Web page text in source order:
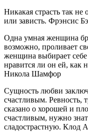
Никакая страсть так не
или зависть. Фрэнсис
Одна умная женщина
возможно, проливает
женщина выбирает
нравится ли он ей, как
Никола Шамфор
Сущность любви
счастливым. Ревность,
сказано о хорошей и
счастливым, нужно
сладострастную. Клод